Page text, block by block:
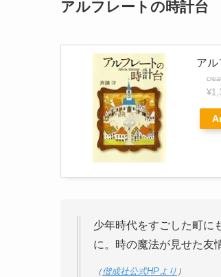
アルフレートの時計台
アル
少年時代をすごした町に
に。時の魔法が見せた友
（偕成社公式HPより ）